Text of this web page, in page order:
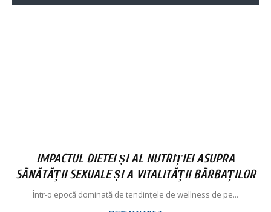
IMPACTUL DIETEI ȘI AL NUTRIȚIEI ASUPRA
SĂNĂTĂȚII SEXUALE ȘI A VITALITĂȚII BĂRBAȚILOR
Într-o epocă dominată de tendințele de wellness de pe...